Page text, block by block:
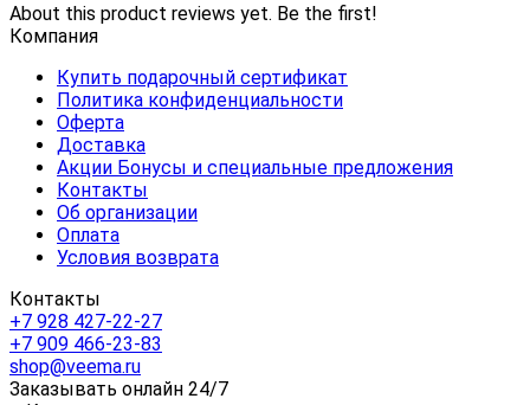
About this product reviews yet. Be the first!
Компания
Купить подарочный сертификат
Политика конфиденциальности
Оферта
Доставка
Акции Бонусы и специальные предложения
Контакты
Об организации
Оплата
Условия возврата
Контакты
+7 928 427-22-27
+7 909 466-23-83
shop@veema.ru
Заказывать онлайн 24/7